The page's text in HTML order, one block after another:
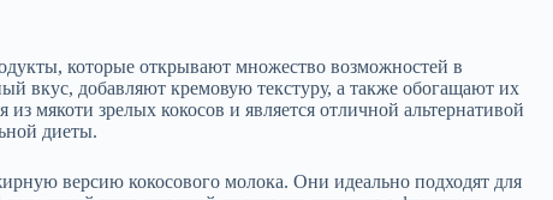
которые открывают множество возможностей в
добавляют кремовую текстуру, а также обогащают их
мякоти зрелых кокосов и является отличной альтернативой
диеты.
версию кокосового молока. Они идеально подходят для